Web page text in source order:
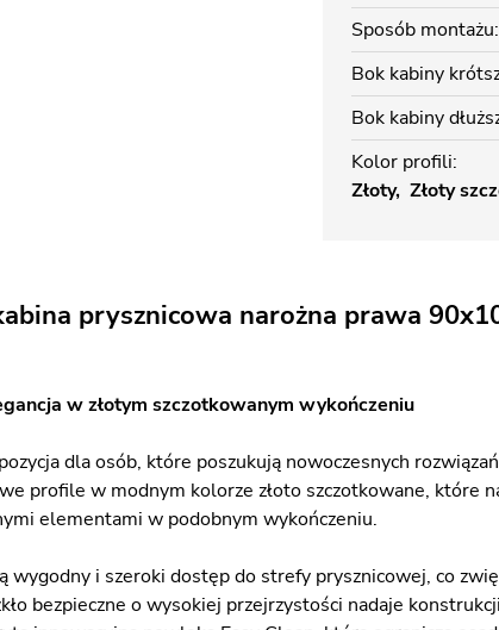
Sposób montażu
Bok kabiny
Bok kabiny
Kolor profili
Złoty Złoty
prysznicowa narożna prawa
w złotym szczotkowanym wykończeniu
dla osób, które poszukują nowoczesnych
profile w modnym kolorze złoto szczotkowane, które
elementami w podobnym wykończeniu.
wygodny i szeroki dostęp do strefy prysznicowej, co
bezpieczne o wysokiej przejrzystości nadaje